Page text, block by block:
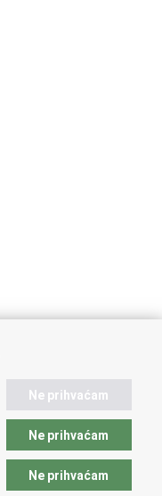
Ne prihvaćam
Ne prihvaćam
Ne prihvaćam